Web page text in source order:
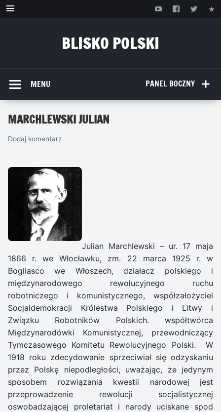
Przejdź
BLISKO POLSKI
PANEL BOCZNY
MENU
MARCHLEWSKI JULIAN
Dodaj komentarz
Julian Marchlewski – ur. 17 maja
1866 r. we Włocławku, zm. 22 marca 1925 r. w
Bogliasco we Włoszech, działacz polskiego i
międzynarodowego rewolucyjnego ruchu
robotniczego i komunistycznego, współzałożyciel
Socjaldemokracji Królestwa Polskiego i Litwy i
Związku Robotników Polskich. współtwórca
Międzynarodówki Komunistycznej, przewodniczący
Tymczasowego Komitetu Rewolucyjnego Polski. W
1918 roku zdecydowanie sprzeciwiał się odzyskaniu
przez Polskę niepodległości, uważając, że jedynym
sposobem rozwiązania kwestii narodowej jest
przeprowadzenie rewolucji socjalistycznej
oswobadzającej proletariat i narody uciskane spod